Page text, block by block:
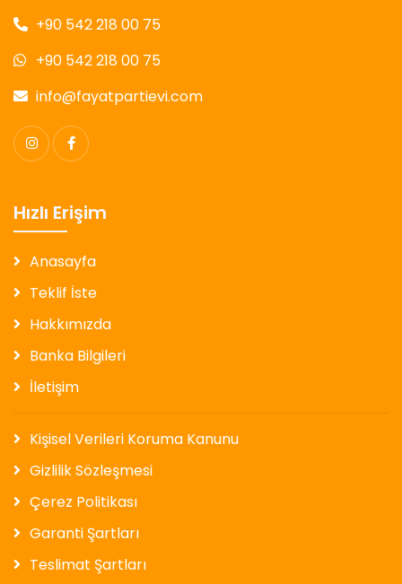
+90 542 218 00 75
+90 542 218 00 75
info@fayatpartievi.com
Hızlı Erişim
Anasayfa
Teklif İste
Hakkımızda
Banka Bilgileri
İletişim
Kişisel Verileri Koruma Kanunu
Gizlilik Sözleşmesi
Çerez Politikası
Garanti Şartları
Teslimat Şartları